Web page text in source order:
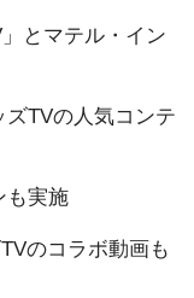
とマテル・イン
TVの人気コンテ
も実施
のコラボ動画も